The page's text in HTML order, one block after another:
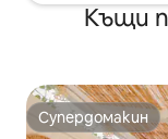
Къщи
Супердомакин
Супердомакин